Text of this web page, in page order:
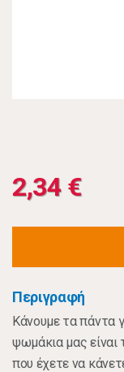
2,34 €
Περιγραφή
Κάνουμε τα πάντα
ψωμάκια μας είναι
που έχετε να